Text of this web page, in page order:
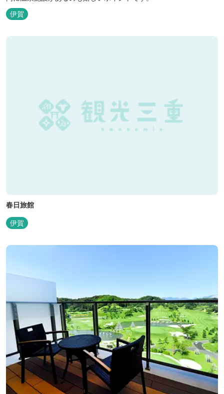
伊賀
春日旅館
伊賀